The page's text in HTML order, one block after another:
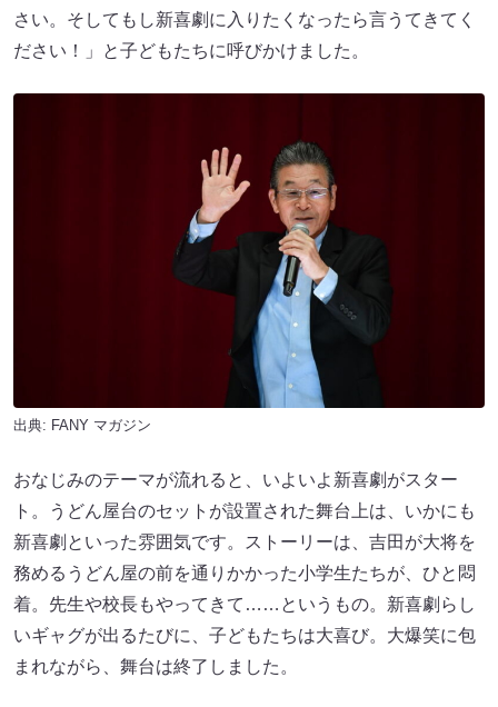
さい。そしてもし新喜劇に入りたくなったら言うてきてく
ださい！」と子どもたちに呼びかけました。
出典: FANY マガジン
おなじみのテーマが流れると、いよいよ新喜劇がスター
ト。うどん屋台のセットが設置された舞台上は、いかにも
新喜劇といった雰囲気です。ストーリーは、吉田が大将を
務めるうどん屋の前を通りかかった小学生たちが、ひと悶
着。先生や校長もやってきて……というもの。新喜劇らし
いギャグが出るたびに、子どもたちは大喜び。大爆笑に包
まれながら、舞台は終了しました。